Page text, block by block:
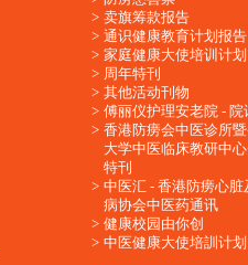
卖旗筹款报告
通识健康教育计划报告
家庭健康大使培训计划
周年特刊
其他活动刊物
傅丽仪护理安老院 - 院
香港防痨会中医诊所
大学中医临床教研中
特刊
中医汇 - 香港防痨心脏
病协会中医药通讯
健康校园由你创
中医健康大使培訓计划